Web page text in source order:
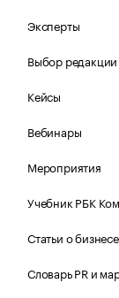
Эксперты
Выбор редакции
Кейсы
Вебинары
Мероприятия
Учебник РБК
Статьи о бизнесе
Словарь PR и